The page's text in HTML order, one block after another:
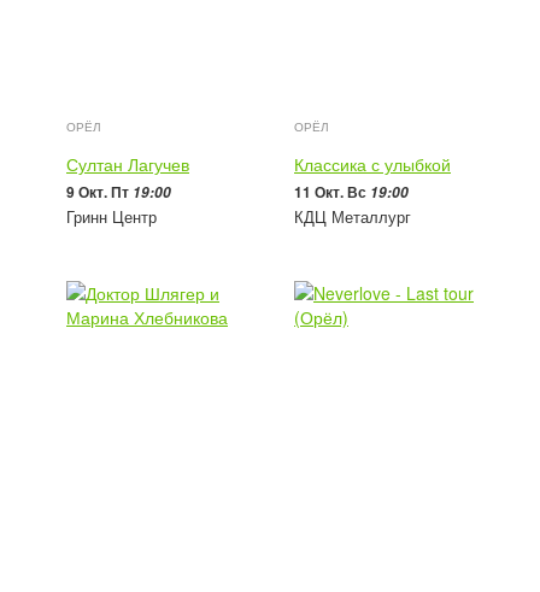
ОРЁЛ
Султан Лагучев
9 Окт. Пт 19:00
Гринн Центр
ОРЁЛ
Классика с улыбкой
11 Окт. Вс 19:00
КДЦ Металлург